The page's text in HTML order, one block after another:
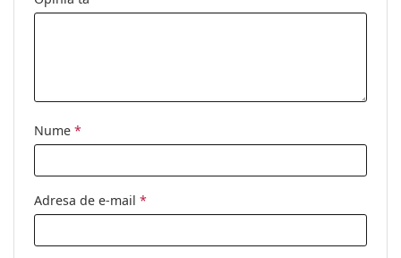
Utilizare:
Modă
Nume *
Adresa de e-mail *